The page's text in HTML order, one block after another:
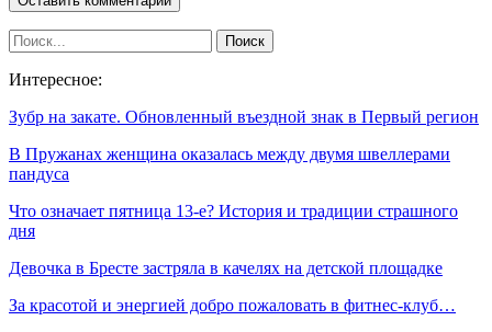
Интересное:
Зубр на закате. Обновленный въездной знак в Первый регион
В Пружанах женщина оказалась между двумя швеллерами
пандуса
Что означает пятница 13-е? История и традиции страшного
дня
Девочка в Бресте застряла в качелях на детской площадке
За красотой и энергией добро пожаловать в фитнес-клуб…